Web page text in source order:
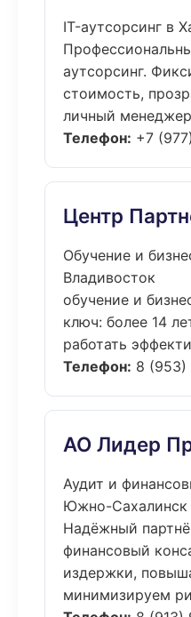
IT-аутсорсинг в
аутсорсинг.
стоимость,
личный
Телефон: +7
Центр
Обучение и
Владивосток
обучение и
ключ: более 14
работать
Телефон: 8 (953)
АО Лидер
Аудит и
Южно-Сахалинск
Надёжный
финансовый
издержки,
минимизируем